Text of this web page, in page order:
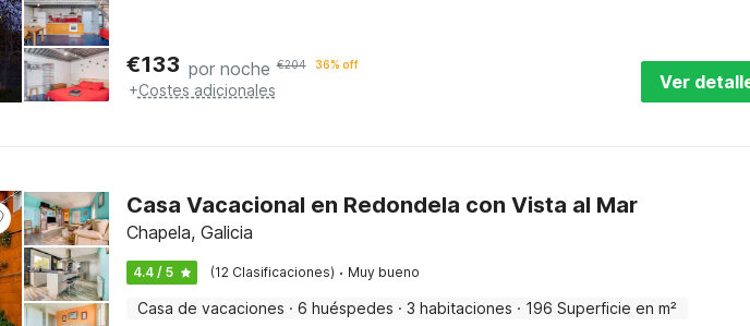
€133 por noche €204 36% off
+Costes adicionales Ver
Casa Vacacional en Redondela con Vista al Mar
Chapela, Galicia
4.4 / 5 (12 Clasificaciones) · Muy bueno
Casa de vacaciones · 6 huéspedes · 3 habitaciones · 196 Superficie en m²